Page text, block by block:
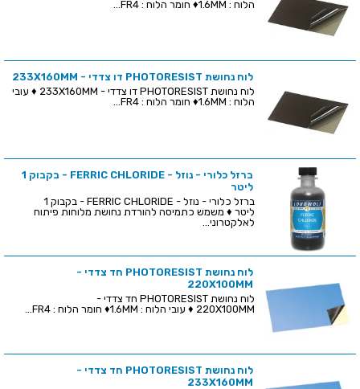
הלוח : 1.6MM♦ חומר הלוח : FR4...
לוח נחושת PHOTORESIST דו צדדי - 233X160MM
לוח נחושת PHOTORESIST דו צדדי - 233X160MM ♦ עובי
הלוח : 1.6MM♦ חומר הלוח : FR4...
ברזל כלורי - נוזל - FERRIC CHLORIDE - בקבוק 1
ליטר
ברזל כלורי - נוזל - FERRIC CHLORIDE - בקבוק 1
ליטר ♦ משמש כתמיסה להורדת נחושת מלוחות פיתוח
לאלקטרוני...
לוח נחושת PHOTORESIST חד צדדי -
220X100MM
לוח נחושת PHOTORESIST חד צדדי -
220X100MM ♦ עובי הלוח : 1.6MM♦ חומר הלוח : FR4...
לוח נחושת PHOTORESIST חד צדדי -
233X160MM